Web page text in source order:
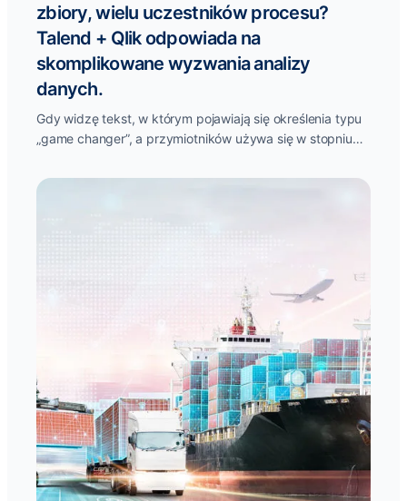
zbiory, wielu uczestników procesu?
Talend + Qlik odpowiada na
skomplikowane wyzwania analizy
danych.
Gdy widzę tekst, w którym pojawiają się określenia typu
„game changer”, a przymiotników używa się w stopniu